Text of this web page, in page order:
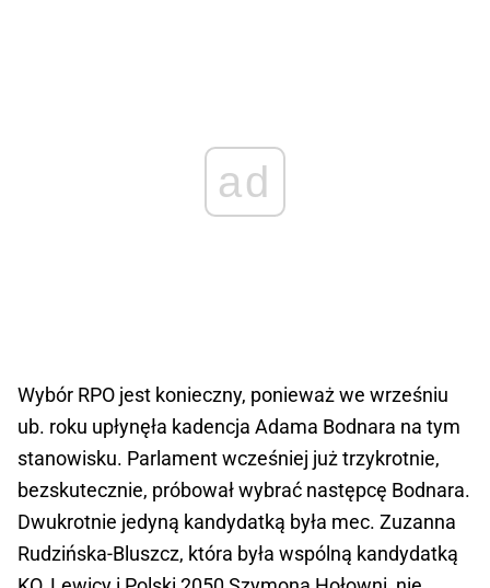
ad
Wybór RPO jest konieczny, ponieważ we wrześniu
ub. roku upłynęła kadencja Adama Bodnara na tym
stanowisku. Parlament wcześniej już trzykrotnie,
bezskutecznie, próbował wybrać następcę Bodnara.
Dwukrotnie jedyną kandydatką była mec. Zuzanna
Rudzińska-Bluszcz, która była wspólną kandydatką